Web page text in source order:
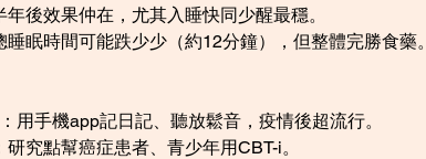
年後效果仲在，尤其入睡快同少醒最穩。
睡眠時間可能跌少少（約12分鐘），但整體完勝食藥。
：用手機app記日記、聽放鬆音，疫情後超流行。
研究點幫癌症患者、青少年用CBT-i。